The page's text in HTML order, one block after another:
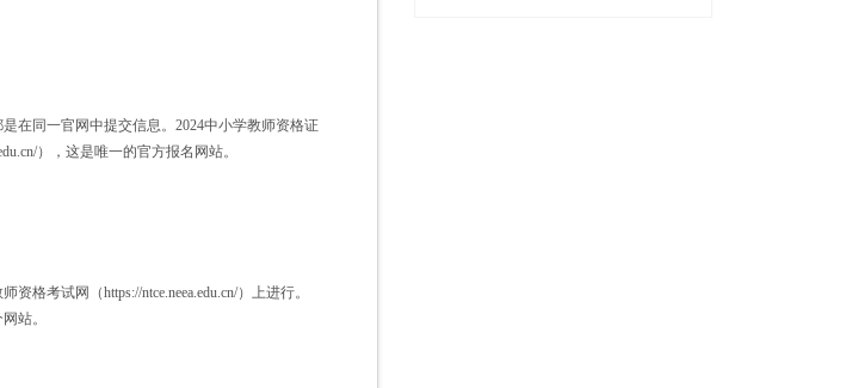
在同一官网中提交信息。2024中小学教师资格证
），这是唯一的官方报名网站。
格考试网（https://ntce.neea.edu.cn/）上进行。
站。